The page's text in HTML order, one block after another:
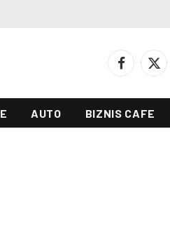
Facebook
X
AUTO BIZNIS CAFE